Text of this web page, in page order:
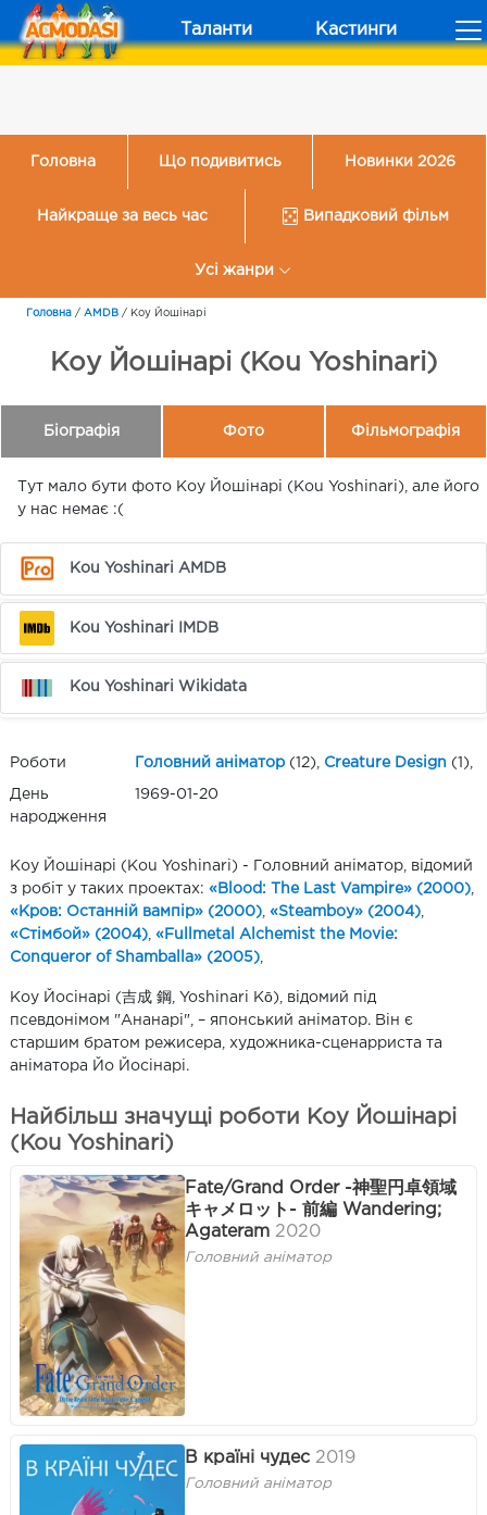
Таланти Кастинги
Головна Що подивитись Новинки 2026
Найкраще за весь час Випадковий фільм
Усі жанри
Головна / AMDB / Коу Йошінарі
Коу Йошінарі (Kou Yoshinari)
Біографія Фото Фільмографія
Тут мало бути фото Коу Йошінарі (Kou Yoshinari), але його
у нас немає :(
Kou Yoshinari AMDB
Kou Yoshinari IMDB
Kou Yoshinari Wikidata
Роботи Головний аніматор (12), Creature Design (1),
День
народження
1969-01-20
Коу Йошінарі (Kou Yoshinari) - Головний аніматор, відомий
з робіт у таких проектах: «Blood: The Last Vampire» (2000)
«Кров: Останній вампір» (2000) «Steamboy» (2004)
«Стімбой» (2004) «Fullmetal Alchemist the Movie:
Conqueror of Shamballa» (2005)
Коу Йосінарі (吉成 鋼, Yoshinari Kō), відомий під
псевдонімом "Ананарі", – японський аніматор. Він є
старшим братом режисера, художника-сценарриста та
аніматора Йо Йосінарі.
Найбільш значущі роботи Коу Йошінарі
(Kou Yoshinari)
Fate/Grand Order -神聖円卓領域
キャメロット- 前編 Wandering;
Agateram 2020
Головний аніматор
В країні чудес 2019
Головний аніматор